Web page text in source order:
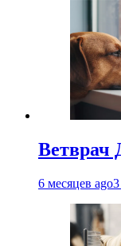
Ветврач
6 месяцев ago